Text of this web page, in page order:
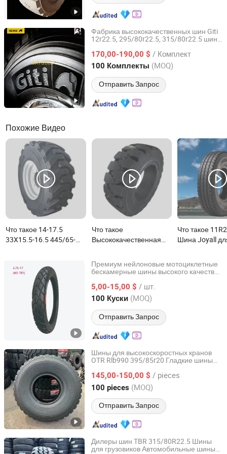
Фабрика высококачественных шин Giti
12r22.5, 295/80r22.5, 315/80r22.5 шины
170,00-190,00 $ / Комплект
100 Комплекты (MOQ)
Отправить Запрос
FEDIMA TYRE CO.,LTD.
Shandong, China с 2024
Похожие Видео
Что такое 14-17.5
33X15.5-16.5 445/65-
заполненные шины для
гусеничных погрузчиков
с жестким колесом для
платформы Jlg для
aerial работы
Что такое
Высококачественная
подушка сплошной
шины 8.15X15
шина для погрузчика
28X9-15
Что такое
Шина Joyall
Премиум нейлоновые мотоциклетные
бескамерные шины высокого качества
5,00-15,00 $ / шт.
100 Куски (MOQ)
Отправить Запрос
Hebei Wanjun Tire Co.,Ltd
Hebei, China с 2025
Шины для высокоскоростных кранов
OTR Rlb990 395/85r20 Гладкие шины
145,00-150,00 $ / pieces
100 pieces (MOQ)
Отправить Запрос
Sinotyre Technology (Hangzhou) Co., Ltd.
Zhejiang, China с 2025
Дилеры шин TBR 315/80R22.5 Шины
для грузовиков Автомобильные шины